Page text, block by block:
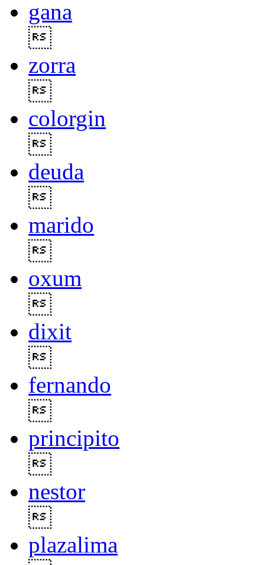
gana
zorra
colorgin
deuda
marido
oxum
dixit
fernando
principito
nestor
plazalima